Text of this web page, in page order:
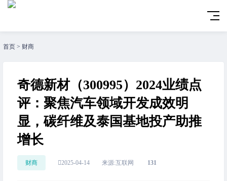
首页 > 财商
奇德新材（300995）2024业绩点
评：聚焦汽车领域开发成效明
显，碳纤维及泰国基地投产助推
增长
财商 2025-04-14 来源:互联网 131